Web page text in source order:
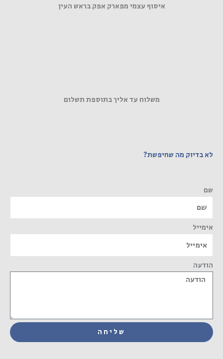
איסוף עצמי מפארק אפק בראש העין
משלוח עד אליך בתוספת תשלום
לא בדיוק מה שחיפשת?
שם
אימייל
הודעה
שליחה